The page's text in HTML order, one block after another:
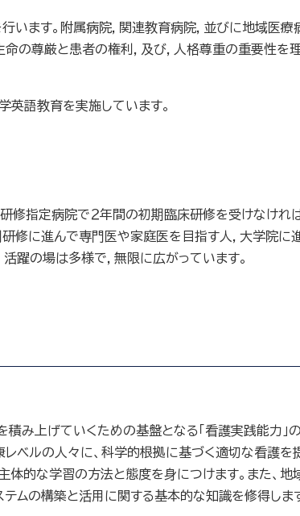
います。附属病院，関連教育病院，並びに地域医
の尊厳と患者の権利，及び，人格尊重の重要性
英語教育を実施しています。
指定病院で２年間の初期臨床研修を受けなけれ
修に進んで専門医や家庭医を目指す人，大学院に
躍の場は多様で，無限に広がっています。
み上げていくための基盤となる「看護実践能力」
ベルの人々に、科学的根拠に基づく適切な看護を
的な学習の方法と態度を身につけます。また、地域
ムの構築と活用に関する基本的な知識を修得しま